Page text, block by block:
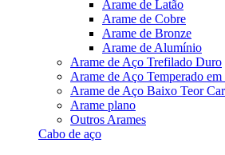
Arame de Latão
Arame de Cobre
Arame de Bronze
Arame de Alumínio
Arame de Aço Trefilado Duro
Arame de Aço Temperado
Arame de Aço Baixo Teor
Arame plano
Outros Arames
Cabo de aço